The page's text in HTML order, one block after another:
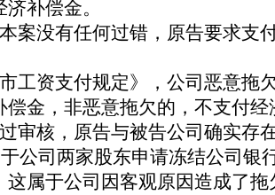
补偿金。
案没有任何过错，原告要求支
市工资支付规定》，公司恶意拖
偿金，非恶意拖欠的，不支付经
审核，原告与被告公司确实存
公司两家股东申请冻结公司银
这属于公司因客观原因造成了